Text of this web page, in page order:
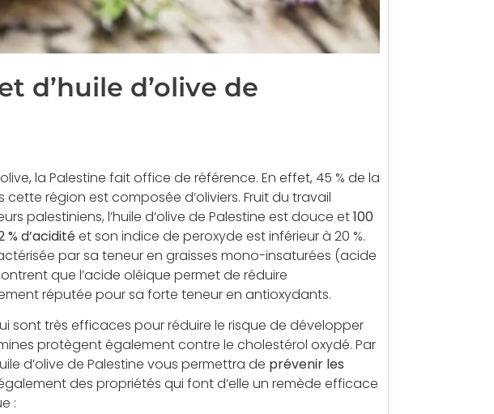
d’huile d’olive de
la Palestine fait office de référence. En effet, 45 % de la
région est composée d’oliviers. Fruit du travail
palestiniens, l’huile d’olive de Palestine est douce et100
% d’aciditéet son indice de peroxyde est inférieur à 20 %.
par sa teneur en graisses mono-insaturées (acide
que l’acide oléique permet de réduire
réputée pour sa forte teneur en antioxydants.
sont très efficaces pour réduire le risque de développer
protègent également contre le cholestérol oxydé. Par
d’olive de Palestine vous permettra de prévenir les
des propriétés qui font d’elle un remède efficace
: